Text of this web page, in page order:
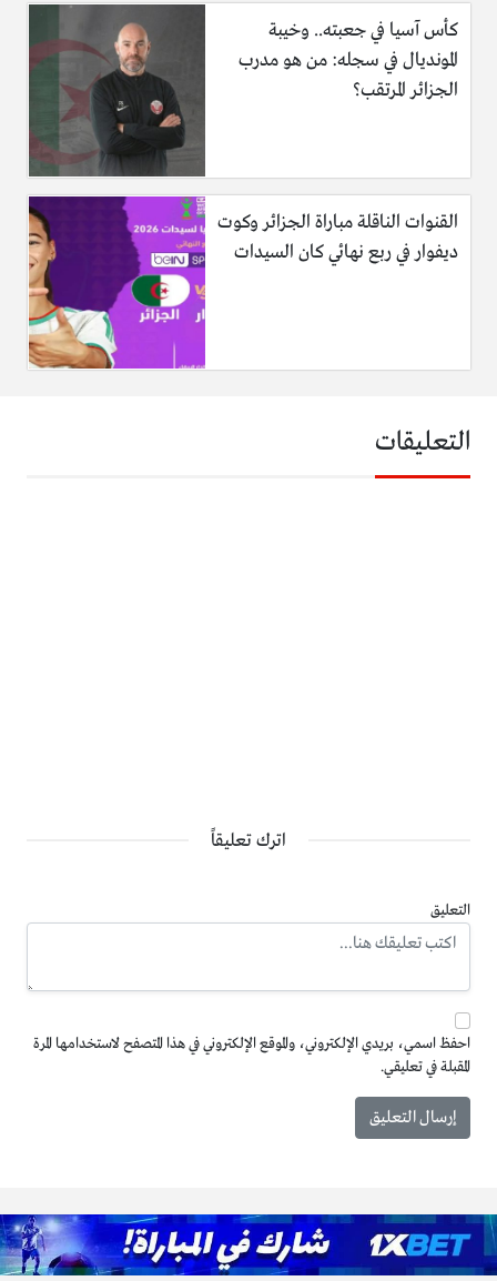
كأس آسيا في جعبته.. وخيبة
المونديال في سجله: من هو مدرب
الجزائر المرتقب؟
القنوات الناقلة مباراة الجزائر وكوت
ديفوار في ربع نهائي كان السيدات
التعليقات
اترك تعليقاً
التعليق
احفظ اسمي، بريدي الإلكتروني، والموقع الإلكتروني في هذا المتصفح لاستخدامها المرة
المقبلة في تعليقي.